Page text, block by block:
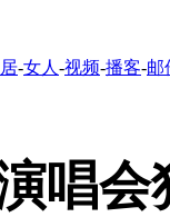
-女人 -视频-播客-邮
唱